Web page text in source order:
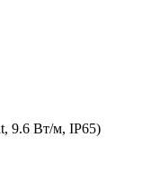
9.6 Вт/м, IP65)